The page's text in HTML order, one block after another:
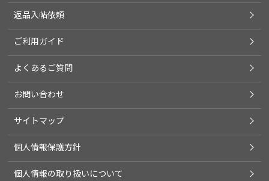
返品入帖依頼
ご利用ガイド
よくあるご質問
お問い合わせ
サイトマップ
個人情報保護方針
個人情報の取り扱いについて